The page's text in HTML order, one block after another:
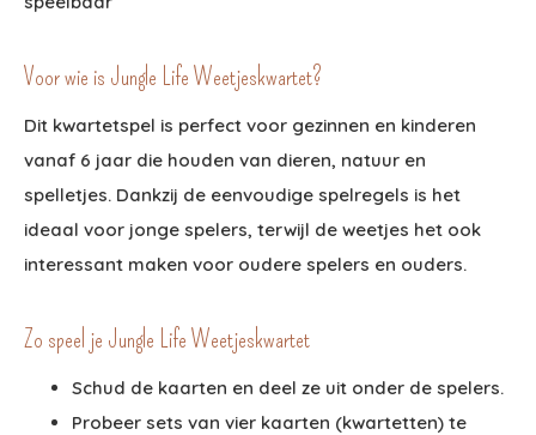
Voor wie is Jungle Life Weetjeskwartet?
Dit kwartetspel is perfect voor gezinnen en kinderen
vanaf 6 jaar die houden van dieren, natuur en
spelletjes. Dankzij de eenvoudige spelregels is het
ideaal voor jonge spelers, terwijl de weetjes het ook
interessant maken voor oudere spelers en ouders.
Zo speel je Jungle Life Weetjeskwartet
Schud de kaarten en deel ze uit onder de spelers.
Probeer sets van vier kaarten (kwartetten) te